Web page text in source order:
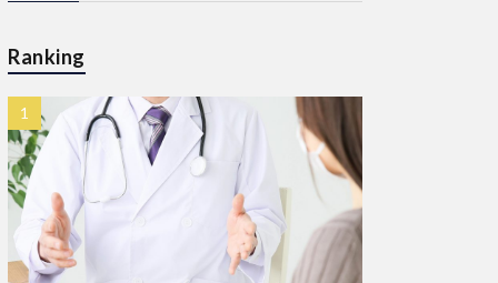
Ranking